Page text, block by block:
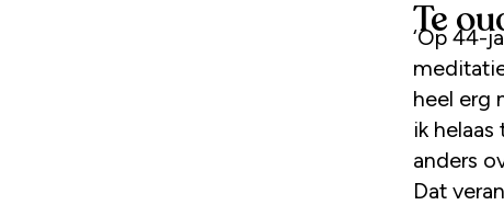
Te
‘Op 44-jarige leeftijd ontmoet ik mijn huidige man bij een
heel erg
ik
anders
Dat